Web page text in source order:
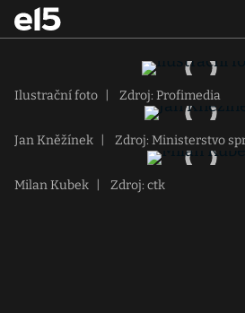
Ilustrační foto Zdroj: Profimedia
Jan Kněžínek Zdroj: Ministerstvo
Milan Kubek Zdroj: ctk